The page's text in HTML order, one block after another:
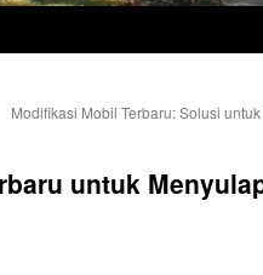
Modifikasi Mobil Terbaru: Solusi
untuk